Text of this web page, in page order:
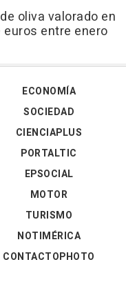
oliva valorado en
entre enero
ECONOMÍA
SOCIEDAD
CIENCIAPLUS
PORTALTIC
EPSOCIAL
MOTOR
TURISMO
NOTIMÉRICA
CONTACTOPHOTO